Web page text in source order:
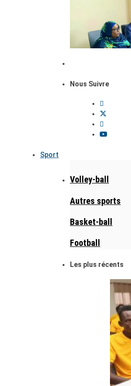
Nous Suivre
Sport
Volley-ball
Autres sports
Basket-ball
Football
Les plus récents